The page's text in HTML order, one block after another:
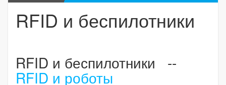
RFID и беспилотники
RFID и беспилотники --
RFID и роботы